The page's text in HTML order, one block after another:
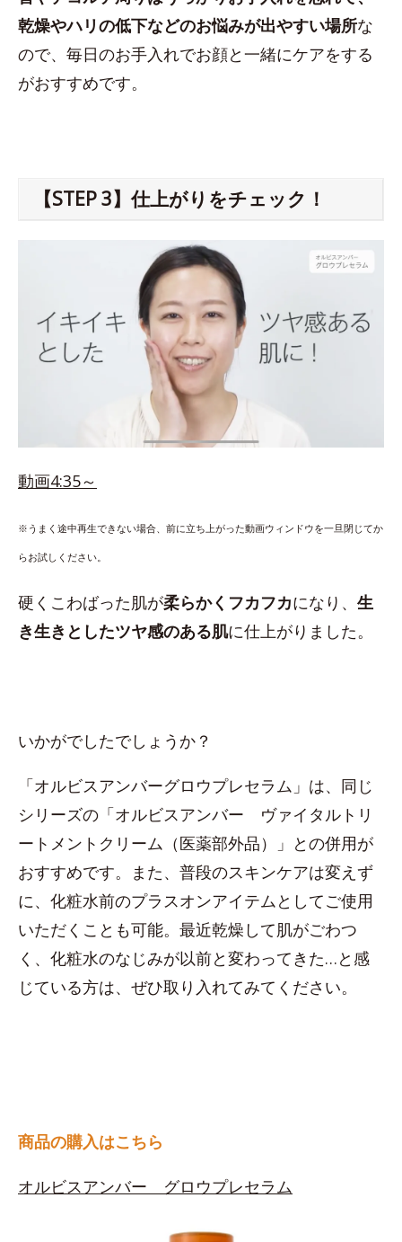
乾燥やハリの低下などのお悩みが出やすい場所な
ので、毎日のお手入れでお顔と一緒にケアをする
がおすすめです。
【STEP 3】仕上がりをチェック！
動画4:35～
※うまく途中再生できない場合、前に立ち上がった動画ウィンドウを一旦閉じてか
らお試しください。
硬くこわばった肌が柔らかくフカフカになり、 生
き生きとしたツヤ感のある肌に仕上がりました。
いかがでしたでしょうか？
「オルビスアンバーグロウプレセラム」は、同じ
シリーズの「オルビスアンバー ヴァイタルトリ
ートメントクリーム（医薬部外品）」との併用が
おすすめです。また、普段のスキンケアは変えず
に、化粧水前のプラスオンアイテムとしてご使用
いただくことも可能。最近乾燥して肌がごわつ
く、化粧水のなじみが以前と変わってきた…と感
じている方は、ぜひ取り入れてみてください。
商品の購入はこちら
オルビスアンバー グロウプレセラム